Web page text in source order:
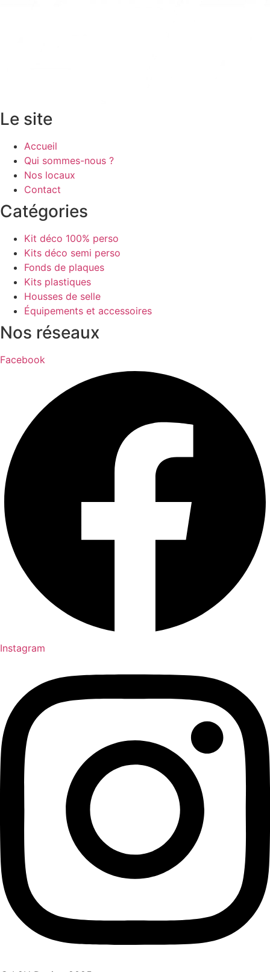
Le site
Accueil
Qui sommes-nous ?
Nos locaux
Contact
Catégories
Kit déco 100% perso
Kits déco semi perso
Fonds de plaques
Kits plastiques
Housses de selle
Équipements et accessoires
Nos réseaux
Facebook
Instagram